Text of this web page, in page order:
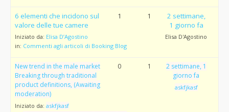
6 elementi che incidono sul
valore delle tue camere
Iniziato da: Elisa D’Agostino
in: Commenti agli articoli di Booking Blog
1 1
2 settimane,
1 giorno fa
Elisa D'Agostino
New trend in the male market
Breaking through traditional
product definitions, (Awaiting
moderation)
Iniziato da: askfjkasf
0 1
2 settimane, 1
giorno fa
askfjkasf